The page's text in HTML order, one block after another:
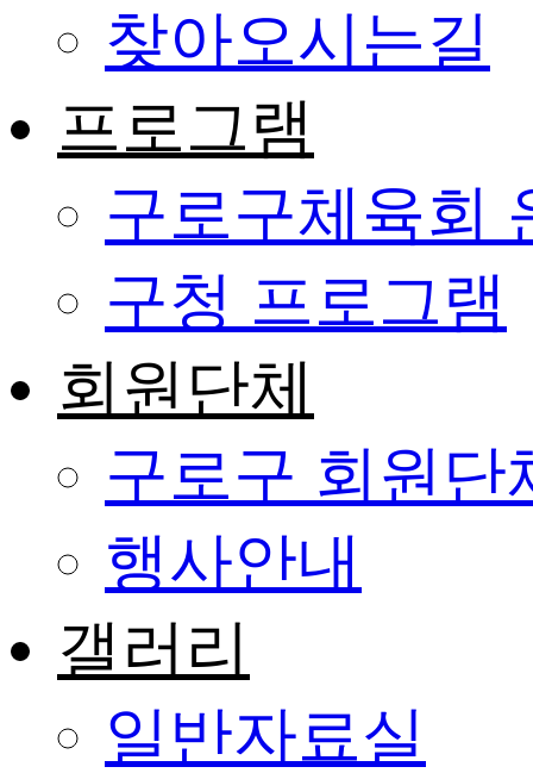
찾아오시는길
프로그램
구로구체육회
구청 프로그램
회원단체
구로구 회원단
행사안내
갤러리
일반자료실